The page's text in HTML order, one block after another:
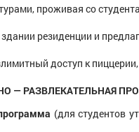
проживая со
резиденции и
доступ к
— РАЗВЛЕКАТЕЛЬНАЯ
(для студентов